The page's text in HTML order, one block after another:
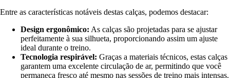
Entre as características notáveis destas calças, podemos destacar:
Design ergonômico: As calças são projetadas para se ajustar
perfeitamente à sua silhueta, proporcionando assim um ajuste
ideal durante o treino.
Tecnologia respirável: Graças a materiais técnicos, estas calças
garantem uma excelente circulação de ar, permitindo que você
permaneça fresco até mesmo nas sessões de treino mais intensas.